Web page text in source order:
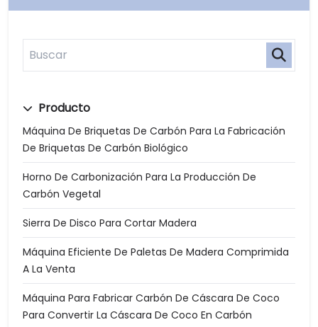
Producto
Máquina De Briquetas De Carbón Para La Fabricación
De Briquetas De Carbón Biológico
Horno De Carbonización Para La Producción De
Carbón Vegetal
Sierra De Disco Para Cortar Madera
Máquina Eficiente De Paletas De Madera Comprimida
A La Venta
Máquina Para Fabricar Carbón De Cáscara De Coco
Para Convertir La Cáscara De Coco En Carbón